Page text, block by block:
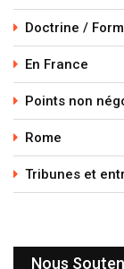
Doctrine /
En France
Points non
Rome
Tribunes et
Nous